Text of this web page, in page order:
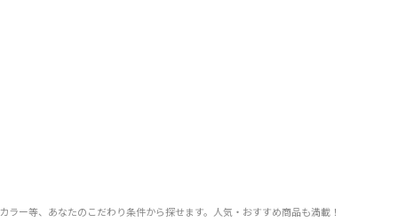
ー等、あなたのこだわり条件から探せます。人気・おすすめ商品も満載！